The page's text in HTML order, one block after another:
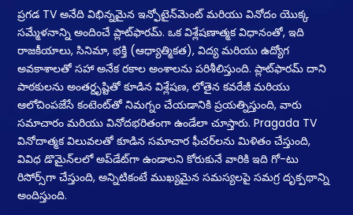
ప్రగడ TV అనేది విభిన్నమైన ఇన్ఫోటైన్‌మెంట్ మరియు వినోదం యొక్క
సమ్మేళనాన్ని అందించే ప్లాట్‌ఫారమ్. ఒక విశ్లేషణాత్మక విధానంతో, ఇది
రాజకీయాలు, సినిమా, భక్తి (ఆధ్యాత్మికత), విద్య మరియు ఉద్యోగ
అవకాశాలతో సహా అనేక రకాల అంశాలను పరిశీలిస్తుంది. ప్లాట్‌ఫారమ్ దాని
పాఠకులను అంతర్దృష్టితో కూడిన విశ్లేషణ, లోతైన కవరేజీ మరియు
ఆలోచింపజేసే కంటెంట్‌తో నిమగ్నం చేయడానికి ప్రయత్నిస్తుంది, వారు
సమాచారం మరియు వినోదభరితంగా ఉండేలా చూస్తారు. Pragada TV
వినోదాత్మక విలువలతో కూడిన సమాచార ఫీచర్‌లను మిళితం చేస్తుంది,
వివిధ డొమైన్‌లలో అప్‌డేట్‌గా ఉండాలని కోరుకునే వారికి ఇది గో-టు
రిసోర్స్‌గా చేస్తుంది, అన్నిటికంటే ముఖ్యమైన సమస్యలపై సమగ్ర దృక్పథాన్ని
అందిస్తుంది.